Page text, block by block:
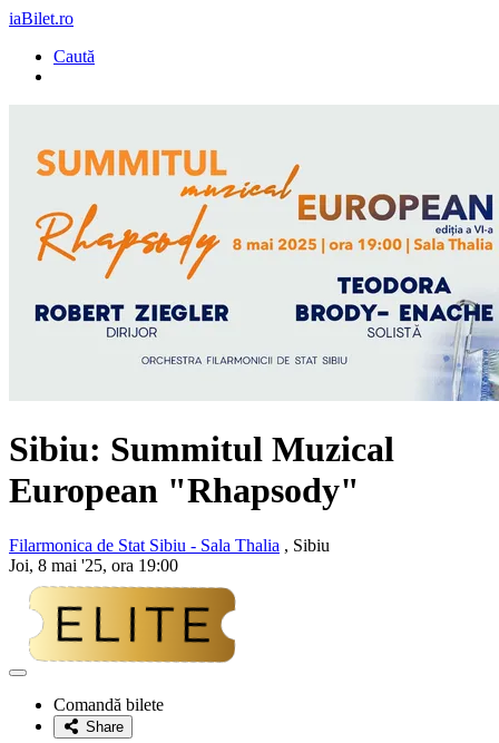
iaBilet.ro
Caută
Sibiu: Summitul Muzical
European "Rhapsody"
Filarmonica de Stat Sibiu - Sala Thalia , Sibiu
Joi, 8 mai '25, ora 19:00
Adaugă
favoriteComandă bilete
Share